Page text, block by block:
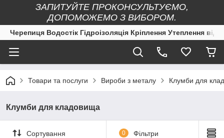
ЗАПИТУЙТЕ ПРОКОНСУЛЬТУЄМО,
ДОПОМОЖЕМО З ВИБОРОМ.
Черепиця Водостік Гідроізоляція Кріплення Утеплення
Товари та послуги Вироби з металу Клумби для
Клумби для кладовища
Сортування 0 Фільтри